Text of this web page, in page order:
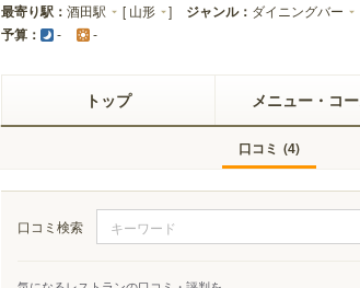
最寄り駅： 酒田駅 [ 山形 ] ジャンル： ダイニングバー
予算： - -
トップ メニュー・コ
口コミ (4)
口コミ検索